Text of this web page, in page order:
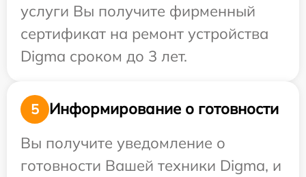
услуги Вы получите фирменный
сертификат на ремонт устройства
Digma сроком до 3 лет.
5
Информирование о готовности
Вы получите уведомление о
готовности Вашей техники Digma, и